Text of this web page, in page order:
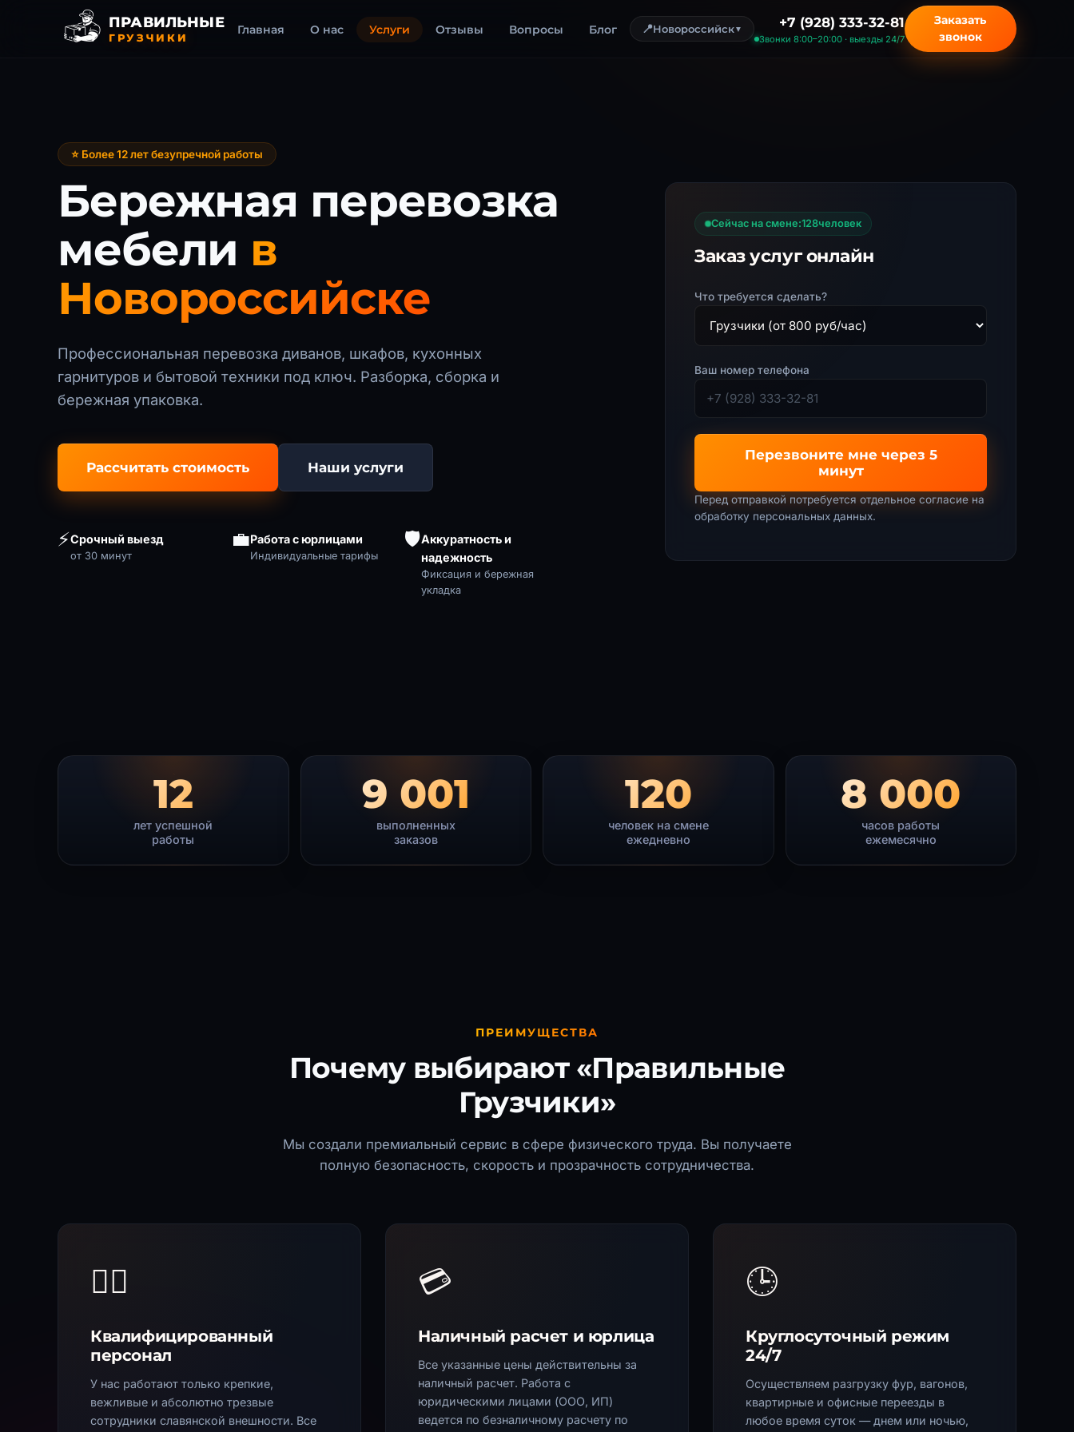
ПРАВИЛЬНЫЕ
ГРУЗЧИКИ
Главная О нас Услуги Отзывы Вопросы Блог 📍Новороссийск▼ +7 (928) 333-32-81
Звонки 8:00–20:00 · выезды 24/7
Заказать
звонок
⭐ Более 12 лет безупречной работы
Бережная перевозка
мебели в
Новороссийске
Профессиональная перевозка диванов, шкафов, кухонных
гарнитуров и бытовой техники под ключ. Разборка, сборка и
бережная упаковка.
Рассчитать стоимость Наши услуги
⚡Срочный выезд
от 30 минут
💼Работа с юрлицами
Индивидуальные тарифы
🛡️Аккуратность и
надежность
Фиксация и бережная
укладка
Сейчас на смене:128человек
Заказ услуг онлайн
Что требуется сделать?
Ваш номер телефона
Перезвоните мне через 5
минут
Перед отправкой потребуется отдельное согласие на
обработку персональных данных.
12
лет успешной
работы
9 001
выполненных
заказов
120
человек на смене
ежедневно
8 000
часов работы
ежемесячно
ПРЕИМУЩЕСТВА
Почему выбирают «Правильные
Грузчики»
Мы создали премиальный сервис в сфере физического труда. Вы получаете
полную безопасность, скорость и прозрачность сотрудничества.
🏋️‍♂️
Квалифицированный
персонал
У нас работают только крепкие,
вежливые и абсолютно трезвые
сотрудники славянской внешности. Все
💳
Наличный расчет и юрлица
Все указанные цены действительны за
наличный расчет. Работа с
юридическими лицами (ООО, ИП)
ведется по безналичному расчету по
🕒
Круглосуточный режим
24/7
Осуществляем разгрузку фур, вагонов,
квартирные и офисные переезды в
любое время суток — днем или ночью,